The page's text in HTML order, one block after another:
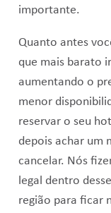
importante.
Quanto antes
que mais barato
aumentando o
menor
reservar o seu
depois achar um
cancelar. Nós
legal dentro
região para ficar